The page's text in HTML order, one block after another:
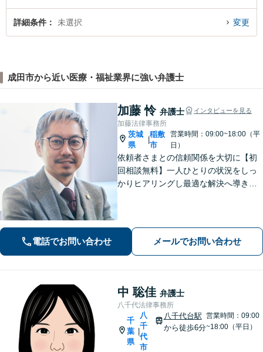
詳細条件 未選択 変更
成田市から近い医療・福祉業界に強い弁護士
加藤 怜 弁護士 インタビューを見る
加藤法律事務所
茨城
県
|
稲敷
市
営業時間：09:00~18:00（平
日）
依頼者さまとの信頼関係を大切に【初
回相談無料】一人ひとりの状況をしっ
かりヒアリングし最適な解決へ導きま
士費用もわかりやすく説明【夜間相談
電話でお問い合わせ メールでお問い合わせ
中 聡佳 弁護士
八千代法律事務所
千
葉
県
八
千
代
市
八千代台駅
から徒歩6分
営業時間：09:00
~18:00（平日）